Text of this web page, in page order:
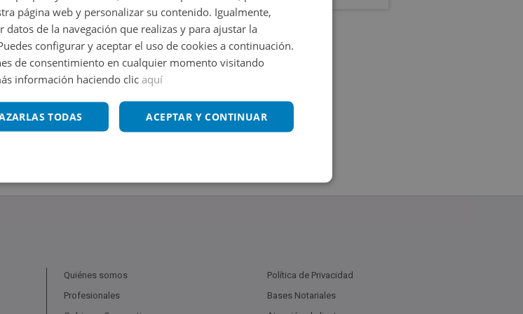
Quiénes somos
Profesionales
Política de Privacidad
Bases Notariales
página web y personalizar su contenido. Igualmente,
de la navegación que realizas y para ajustar la
configurar y aceptar el uso de cookies a continuación.
de consentimiento en cualquier momento visitando
información haciendo clic aquí
ACEPTAR Y CONTINUAR
TODAS